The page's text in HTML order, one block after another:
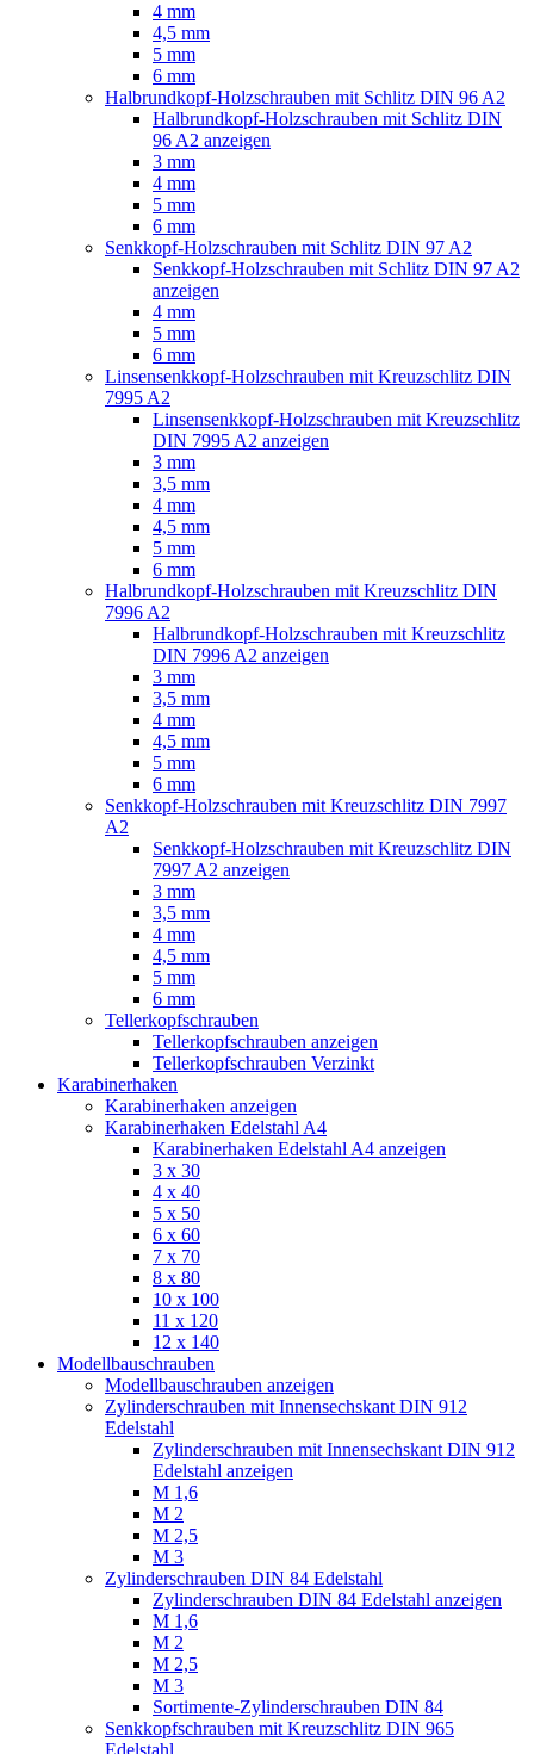
4 mm
4,5 mm
5 mm
6 mm
Halbrundkopf-Holzschrauben mit Schlitz DIN 96 A2
Halbrundkopf-Holzschrauben mit Schlitz DIN
96 A2 anzeigen
3 mm
4 mm
5 mm
6 mm
Senkkopf-Holzschrauben mit Schlitz DIN 97 A2
Senkkopf-Holzschrauben mit Schlitz DIN 97 A2
anzeigen
4 mm
5 mm
6 mm
Linsensenkkopf-Holzschrauben mit Kreuzschlitz DIN
7995 A2
Linsensenkkopf-Holzschrauben mit Kreuzschlitz
DIN 7995 A2 anzeigen
3 mm
3,5 mm
4 mm
4,5 mm
5 mm
6 mm
Halbrundkopf-Holzschrauben mit Kreuzschlitz DIN
7996 A2
Halbrundkopf-Holzschrauben mit Kreuzschlitz
DIN 7996 A2 anzeigen
3 mm
3,5 mm
4 mm
4,5 mm
5 mm
6 mm
Senkkopf-Holzschrauben mit Kreuzschlitz DIN 7997
A2
Senkkopf-Holzschrauben mit Kreuzschlitz DIN
7997 A2 anzeigen
3 mm
3,5 mm
4 mm
4,5 mm
5 mm
6 mm
Tellerkopfschrauben
Tellerkopfschrauben anzeigen
Tellerkopfschrauben Verzinkt
Karabinerhaken
Karabinerhaken anzeigen
Karabinerhaken Edelstahl A4
Karabinerhaken Edelstahl A4 anzeigen
3 x 30
4 x 40
5 x 50
6 x 60
7 x 70
8 x 80
10 x 100
11 x 120
12 x 140
Modellbauschrauben
Modellbauschrauben anzeigen
Zylinderschrauben mit Innensechskant DIN 912
Edelstahl
Zylinderschrauben mit Innensechskant DIN 912
Edelstahl anzeigen
M 1,6
M 2
M 2,5
M 3
Zylinderschrauben DIN 84 Edelstahl
Zylinderschrauben DIN 84 Edelstahl anzeigen
M 1,6
M 2
M 2,5
M 3
Sortimente-Zylinderschrauben DIN 84
Senkkopfschrauben mit Kreuzschlitz DIN 965
Edelstahl